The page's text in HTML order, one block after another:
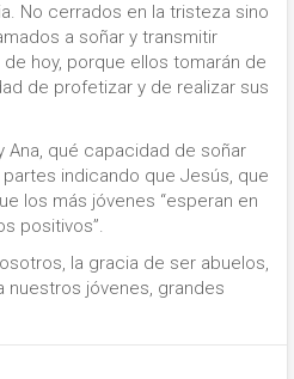
No cerrados en la tristeza sino
a soñar y transmitir
hoy, porque ellos tomarán de
de profetizar y de realizar sus
Ana, qué capacidad de soñar
partes indicando que Jesús, que
los más jóvenes “esperan en
positivos”.
la gracia de ser abuelos,
nuestros jóvenes, grandes